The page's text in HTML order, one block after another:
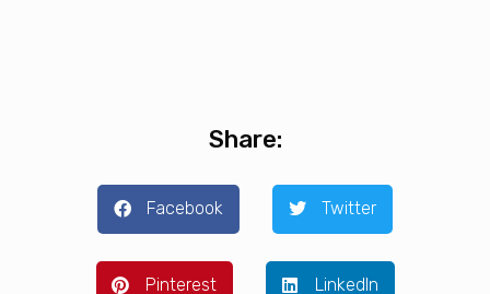
Share:
Facebook Twitter
Pinterest LinkedIn